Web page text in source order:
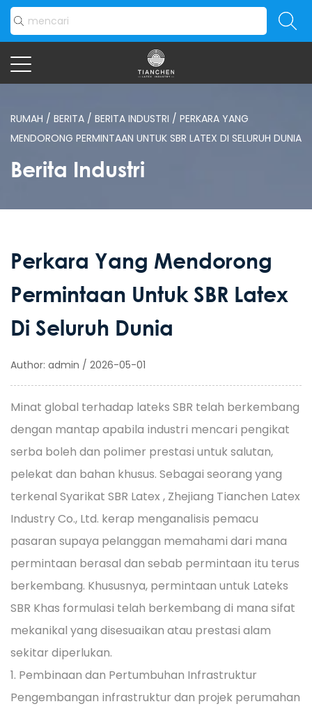
RUMAH / BERITA / BERITA INDUSTRI / PERKARA YANG
MENDORONG PERMINTAAN UNTUK SBR LATEX DI SELURUH DUNIA
Berita Industri
Perkara Yang Mendorong
Permintaan Untuk SBR Latex
Di Seluruh Dunia
Author: admin / 2026-05-01
Minat global terhadap lateks SBR telah berkembang
dengan mantap apabila industri mencari pengikat
serba boleh dan polimer prestasi untuk salutan,
pelekat dan bahan khusus. Sebagai seorang yang
terkenal Syarikat SBR Latex , Zhejiang Tianchen Latex
Industry Co., Ltd. kerap menganalisis pemacu
pasaran supaya pelanggan memahami dari mana
permintaan berasal dan sebab permintaan itu terus
berkembang. Khususnya, permintaan untuk Lateks
SBR Khas formulasi telah berkembang di mana sifat
mekanikal yang disesuaikan atau prestasi alam
sekitar diperlukan.
1. Pembinaan dan Pertumbuhan Infrastruktur
Pengembangan infrastruktur dan projek perumahan